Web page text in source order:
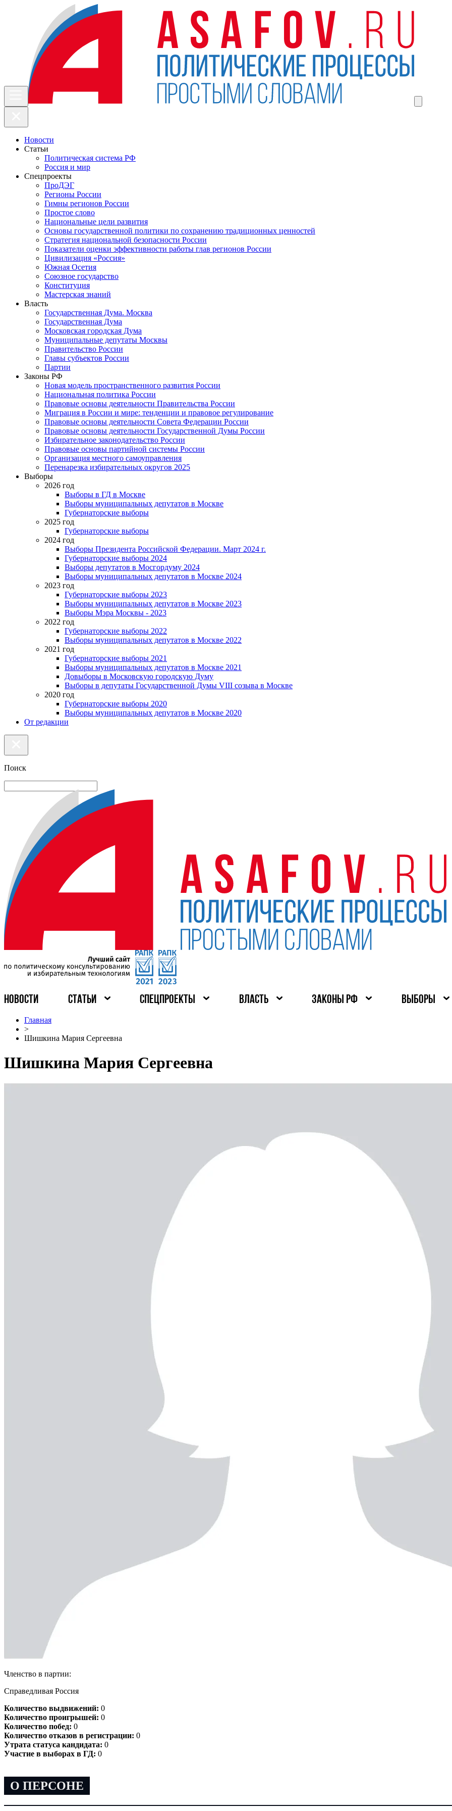
Новости
Статьи
Политическая система РФ
Россия и мир
Спецпроекты
ПроДЭГ
Регионы России
Гимны регионов России
Простое слово
Национальные цели развития
Основы государственной политики по сохранению традиционных ценностей
Стратегия национальной безопасности России
Показатели оценки эффективности работы глав регионов России
Цивилизация «Россия»
Южная Осетия
Союзное государство
Конституция
Мастерская знаний
Власть
Государственная Дума. Москва
Государственная Дума
Московская городская Дума
Муниципальные депутаты Москвы
Правительство России
Главы субъектов России
Партии
Законы РФ
Новая модель пространственного развития России
Национальная политика России
Правовые основы деятельности Правительства России
Миграция в России и мире: тенденции и правовое регулирование
Правовые основы деятельности Совета Федерации России
Правовые основы деятельности Государственной Думы России
Избирательное законодательство России
Правовые основы партийной системы России
Организация местного самоуправления
Перенарезка избирательных округов 2025
Выборы
2026 год
Выборы в ГД в Москве
Выборы муниципальных депутатов в Москве
Губернаторские выборы
2025 год
Губернаторские выборы
2024 год
Выборы Президента Российской Федерации. Март 2024 г.
Губернаторские выборы 2024
Выборы депутатов в Мосгордуму 2024
Выборы муниципальных депутатов в Москве 2024
2023 год
Губернаторские выборы 2023
Выборы муниципальных депутатов в Москве 2023
Выборы Мэра Москвы - 2023
2022 год
Губернаторские выборы 2022
Выборы муниципальных депутатов в Москве 2022
2021 год
Губернаторские выборы 2021
Выборы муниципальных депутатов в Москве 2021
Довыборы в Московскую городскую Думу
Выборы в депутаты Государственной Думы VIII созыва в Москве
2020 год
Губернаторские выборы 2020
Выборы муниципальных депутатов в Москве 2020
От редакции
Поиск
НОВОСТИ СТАТЬИ СПЕЦПРОЕКТЫ ВЛАСТЬ ЗАКОНЫ РФ ВЫБОРЫ
Главная
>
Шишкина Мария Сергеевна
Шишкина Мария Сергеевна
Членство в партии:
Справедливая Россия
Количество выдвижений: 0
Количество проигрышей: 0
Количество побед: 0
Количество отказов в регистрации: 0
Утрата статуса кандидата: 0
Участие в выборах в ГД: 0
О ПЕРСОНЕ